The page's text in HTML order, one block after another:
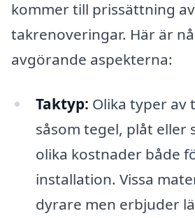
kommer till prissättning av
takrenoveringar. Här är
avgörande aspekterna:
Taktyp: Olika typer av
såsom tegel, plåt eller
olika kostnader både
installation. Vissa
dyrare men erbjuder